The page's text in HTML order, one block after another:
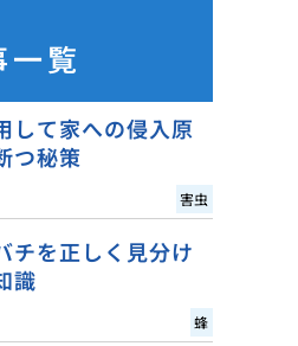
一覧
して家への侵入原
つ秘策
害虫
チを正しく見分け
識
蜂